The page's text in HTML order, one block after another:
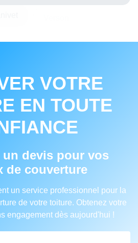
VOTRE
EN TOUTE
un devis pour vos
de couverture
un service professionnel pour la
de votre toiture. Obtenez votre
engagement dès aujourd'hui !